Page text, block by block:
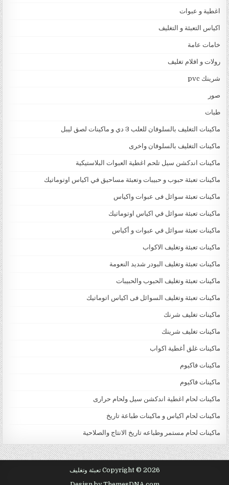
اغطية و عبوات
اكياس التعبئة و التغليف
خامات عامة
رولات و افلام تغليف
شرينك pvc
صور
طبات
ماكينات التغليف بالسلوفان للعلب 3 دي و ماكينات لصق ليبل
ماكينات التغليف بالسلوفان واخرى
ماكينات اندكشن سيل تلحم اغطية العبوات البلاستيكية
ماكينات تعبئة حبوب و حبيبات وتعبئة مساحيق في اكياس اوتوماتيك
ماكينات تعبئة سوائل فى عبوات واكياس
ماكينات تعبئة سوائل في اكياس اوتوماتيك
ماكينات تعبئة سوائل في عبوات و أكياس
ماكينات تعبئة وتغليف الاكواب
ماكينات تعبئة وتغليف البودر شديد النعومة
ماكينات تعبئة وتغليف الحبوب والحبيبات
ماكينات تعبئة وتغليف السوائل فى اكياس اتوماتيك
ماكينات تغليف شرنك
ماكينات تغليف شرينك
ماكينات غلق أغطية اكواب
ماكينات فاكيوم
ماكينات فاكيوم
ماكينات لحام اغطية اندكشن سيل ولحام حرارى
ماكينات لحام اكياس و ماكينات طباعة تاريخ
ماكينات لحام مستمر وطباعه تاريخ الانتاج والصلاحية
Copyright © 2026 تعبئة وتغليف